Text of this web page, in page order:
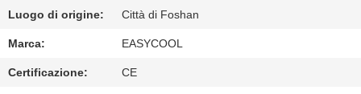
MAPPA
DEL
Luogo di origine: Città di Foshan
Marca: EASYCOOL
Certificazione: CE